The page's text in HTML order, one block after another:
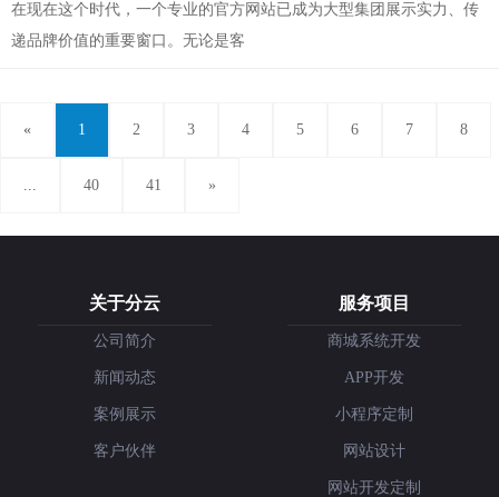
在现在这个时代，一个专业的官方网站已成为大型集团展示实力、传
递品牌价值的重要窗口。无论是客
« 1 2 3 4 5 6 7 8
... 40 41 »
关于分云
公司简介
新闻动态
案例展示
客户伙伴
服务项目
商城系统开发
APP开发
小程序定制
网站设计
网站开发定制